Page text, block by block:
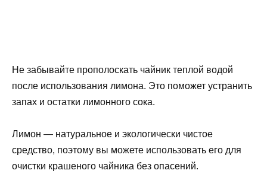
Не забывайте прополоскать чайник теплой водой
после использования лимона. Это поможет устранить
запах и остатки лимонного сока.
Лимон — натуральное и экологически чистое
средство, поэтому вы можете использовать его для
очистки крашеного чайника без опасений.